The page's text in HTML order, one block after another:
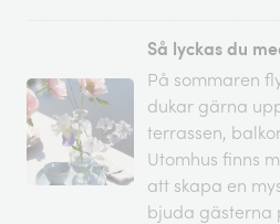
Så lyckas du
På sommaren
dukar gärna
terrassen,
Utomhus finns
att skapa en
bjuda gästerna